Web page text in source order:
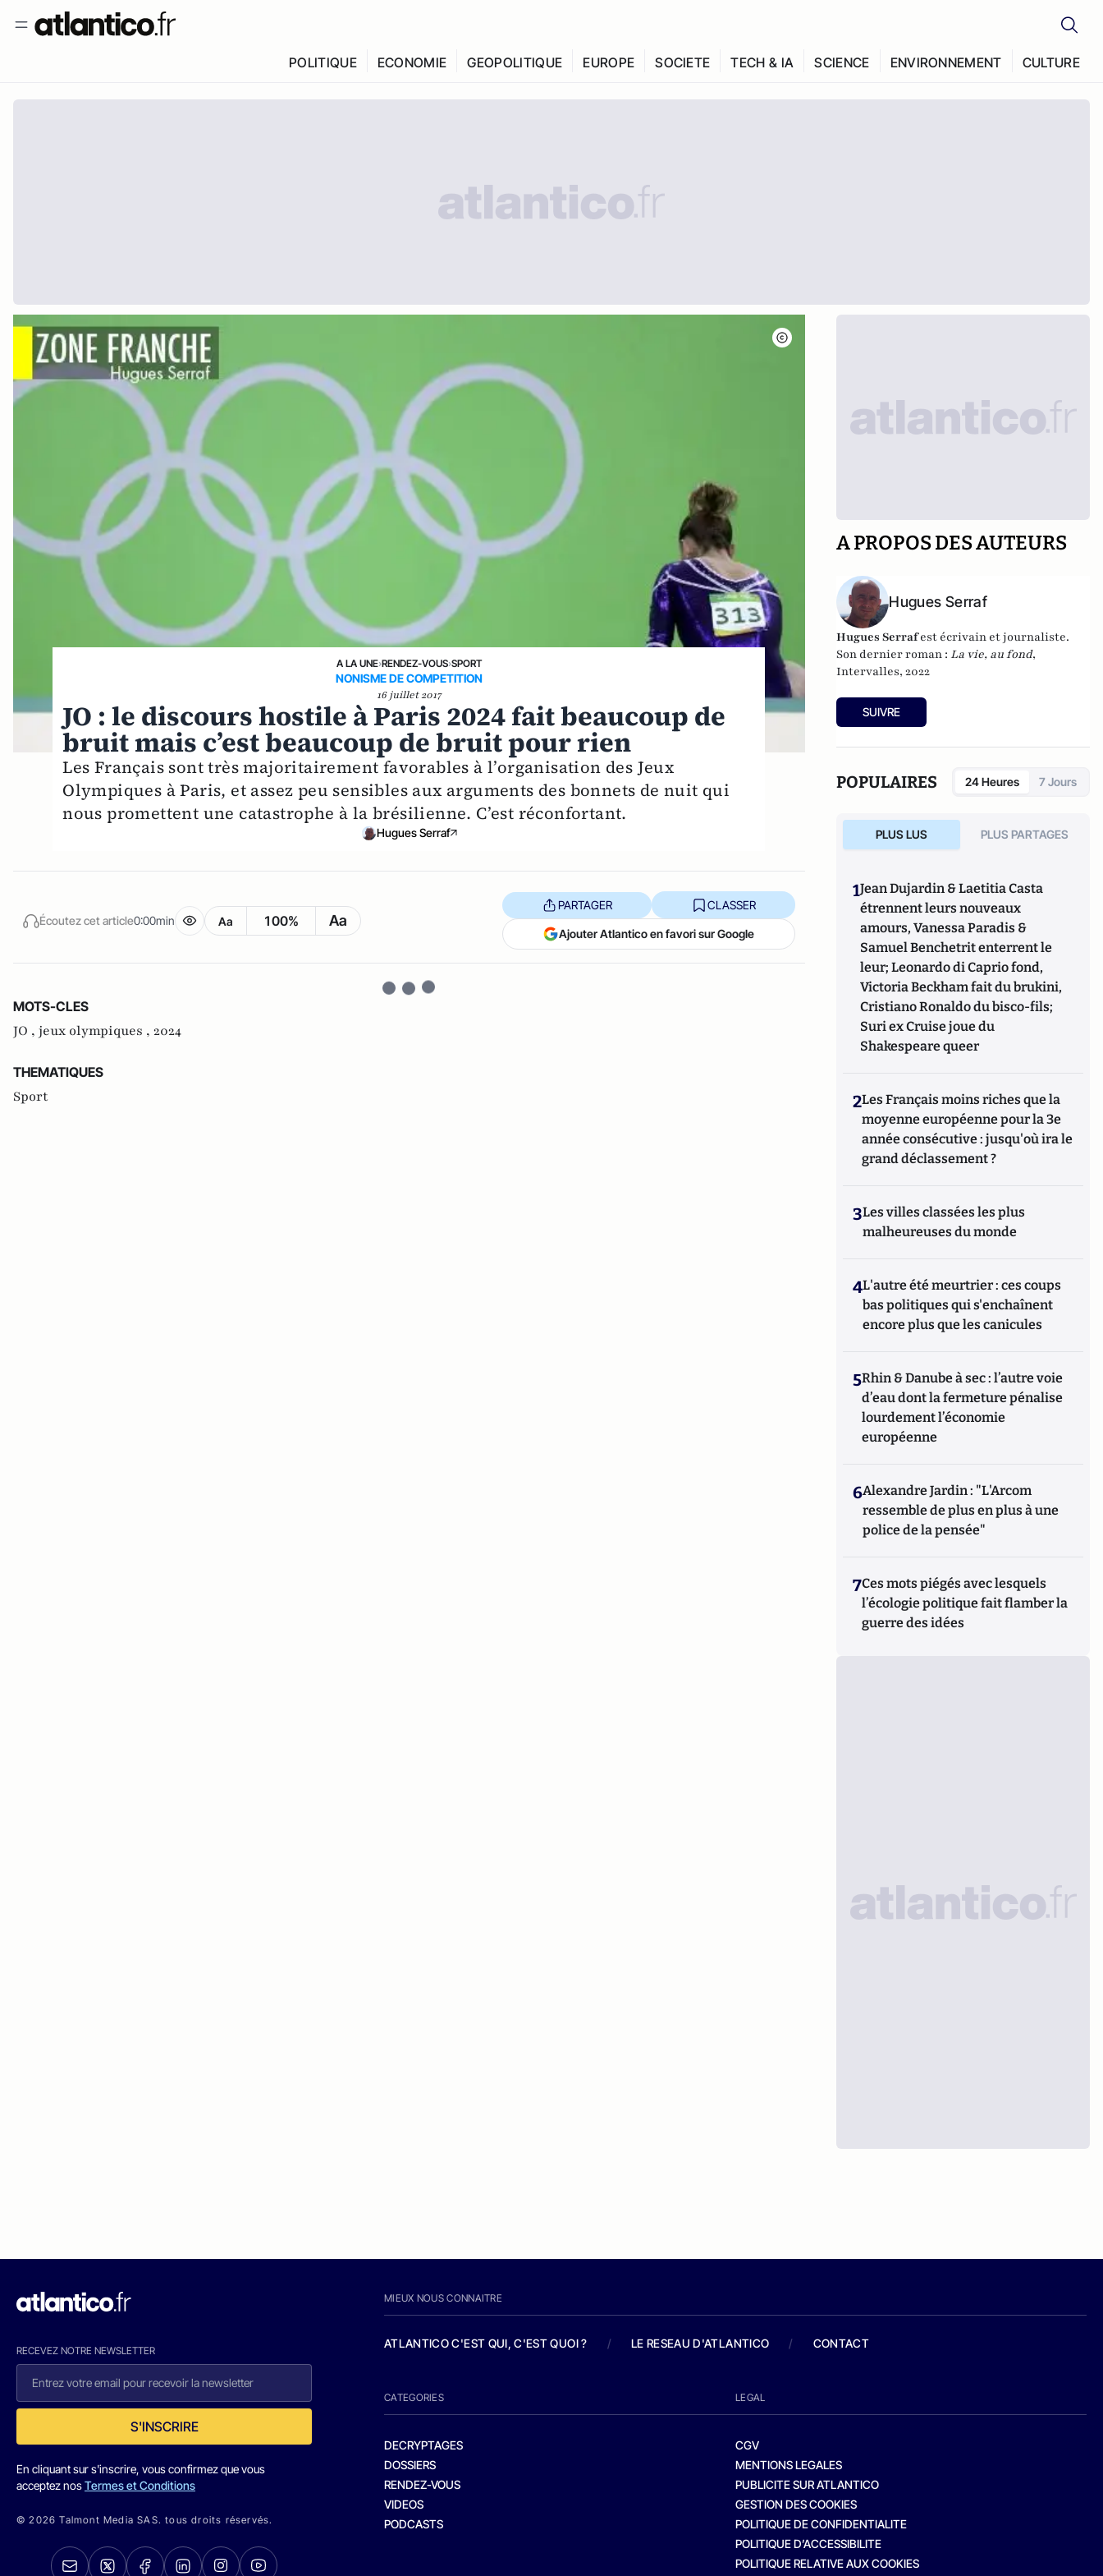
POLITIQUE ECONOMIE GEOPOLITIQUE EUROPE SOCIETE TECH & IA SCIENCE ENVIRONNEMENT CULTURE
A LA UNE›RENDEZ-VOUS›SPORT
NONISME DE COMPETITION
16 juillet 2017
JO : le discours hostile à Paris 2024 fait beaucoup de
bruit mais c’est beaucoup de bruit pour rien
Les Français sont très majoritairement favorables à l’organisation des Jeux
Olympiques à Paris, et assez peu sensibles aux arguments des bonnets de nuit qui
nous promettent une catastrophe à la brésilienne. C’est réconfortant.
Hugues Serraf
Écoutez cet article0:00min Aa 100% Aa
PARTAGER CLASSER
Ajouter Atlantico en favori sur Google
MOTS-CLES
JO , jeux olympiques , 2024
THEMATIQUES
Sport
A PROPOS DES AUTEURS
Hugues Serraf
Hugues Serrafest écrivain et journaliste.
Son dernier roman : La vie, au fond,
Intervalles, 2022
SUIVRE
POPULAIRES 24 Heures 7 Jours
PLUS LUS PLUS PARTAGES
1Jean Dujardin & Laetitia Casta
étrennent leurs nouveaux
amours, Vanessa Paradis &
Samuel Benchetrit enterrent le
leur; Leonardo di Caprio fond,
Victoria Beckham fait du brukini,
Cristiano Ronaldo du bisco-fils;
Suri ex Cruise joue du
Shakespeare queer
2Les Français moins riches que la
moyenne européenne pour la 3e
année consécutive : jusqu'où ira le
grand déclassement ?
3Les villes classées les plus
malheureuses du monde
4L'autre été meurtrier : ces coups
bas politiques qui s'enchaînent
encore plus que les canicules
5Rhin & Danube à sec : l’autre voie
d’eau dont la fermeture pénalise
lourdement l’économie
européenne
6Alexandre Jardin : "L'Arcom
ressemble de plus en plus à une
police de la pensée"
7Ces mots piégés avec lesquels
l’écologie politique fait flamber la
guerre des idées
RECEVEZ NOTRE NEWSLETTER
S'INSCRIRE
En cliquant sur s'inscrire, vous confirmez que vous
acceptez nosTermes et Conditions
© 2026 Talmont Media SAS. tous droits réservés.
MIEUX NOUS CONNAITRE
ATLANTICO C'EST QUI, C'EST QUOI ? / LE RESEAU D'ATLANTICO / CONTACT
CATEGORIES
DECRYPTAGES
DOSSIERS
RENDEZ-VOUS
VIDEOS
PODCASTS
LEGAL
CGV
MENTIONS LEGALES
PUBLICITE SUR ATLANTICO
GESTION DES COOKIES
POLITIQUE DE CONFIDENTIALITE
POLITIQUE D’ACCESSIBILITE
POLITIQUE RELATIVE AUX COOKIES